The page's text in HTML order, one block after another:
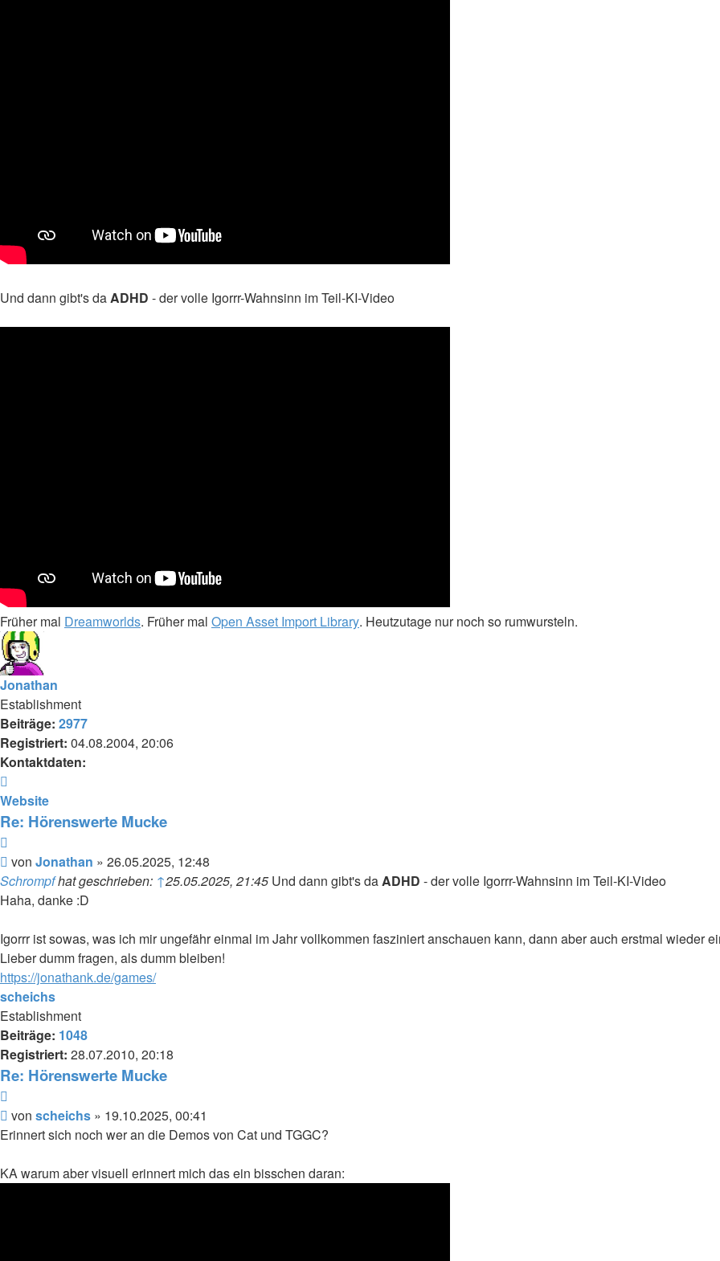
Und dann gibt's daADHD - der volle Igorrr-Wahnsinn im Teil-KI-Video
Früher mal Dreamworlds. Früher mal Open Asset Import Library. Heutzutage nur noch so rumwursteln.
Jonathan
Establishment
Beiträge: 2977
Registriert: 04.08.2004, 20:06
Kontaktdaten:
von
Jonathan
Website
Re: Hörenswerte Mucke
Beitrag
von Jonathan » 26.05.2025, 12:48
Schrompfhat geschrieben: ↑25.05.2025, 21:45 Und dann gibt's daADHD - der volle Igorrr-Wahnsinn im Teil-KI-Video
Haha, danke :D
Igorrr ist sowas, was ich mir ungefähr einmal im Jahr vollkommen fasziniert anschauen kann, dann aber auch erstmal wieder
Lieber dumm fragen, als dumm bleiben!
https://jonathank.de/games/
scheichs
Establishment
Beiträge: 1048
Registriert: 28.07.2010, 20:18
Re: Hörenswerte Mucke
Beitrag
von scheichs » 19.10.2025, 00:41
Erinnert sich noch wer an die Demos von Cat und TGGC?
KA warum aber visuell erinnert mich das ein bisschen daran: